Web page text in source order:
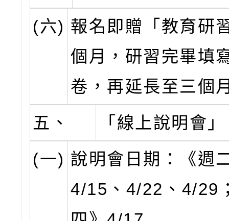
(六) 報名即贈「教育研
個月，研習完畢填
卷，再延長至三個
五、
「線上說明會」
(一) 說明會日期：《週
4/15、4/22、4/29